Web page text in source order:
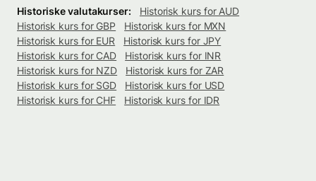
Historiske valutakurser:
Historisk kurs for AUD
Historisk kurs for GBP
Historisk kurs for MXN
Historisk kurs for EUR
Historisk kurs for JPY
Historisk kurs for CAD
Historisk kurs for INR
Historisk kurs for NZD
Historisk kurs for ZAR
Historisk kurs for SGD
Historisk kurs for USD
Historisk kurs for CHF
Historisk kurs for IDR